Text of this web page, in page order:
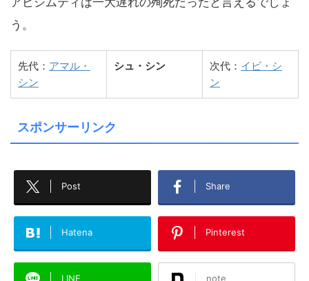
う。
先代： アマル・
シン
シュ・シン 次代： イビ・シ
ン
スポンサーリンク
Post Share
Hatena Pinterest
LINE note